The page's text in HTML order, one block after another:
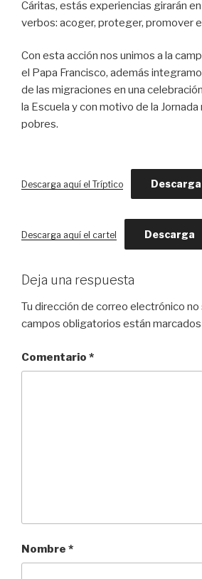
Cáritas, estás experiencias girarán
verbos: acoger, proteger, promover
Con esta acción nos unimos a la
el Papa Francisco, además
de las migraciones en una
la Escuela y con motivo de la Jornada
pobres.
Descarga aquí el Tríptico Descarga
Descarga aquí el cartel Descarga
Deja una respuesta
Tu dirección de correo electrónico no
campos obligatorios están
Comentario *
Nombre *